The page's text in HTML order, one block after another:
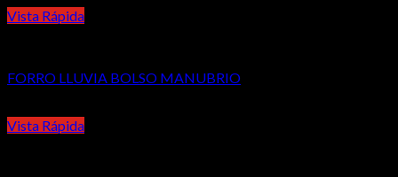
Vista Rápida
FORRO LLUVIA BOLSO MANUBRIO
Vista Rápida